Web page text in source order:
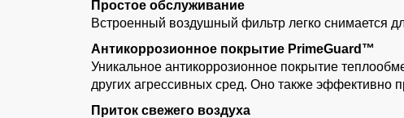
Простое обслуживание
Встроенный воздушный фильтр легко снимается
Антикоррозионное покрытие PrimeGuard™
Уникальное антикоррозионное покрытие
других агрессивных сред. Оно также эффективно
Приток свежего воздуха